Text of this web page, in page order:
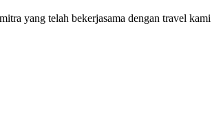
yang telah bekerjasama dengan travel kami